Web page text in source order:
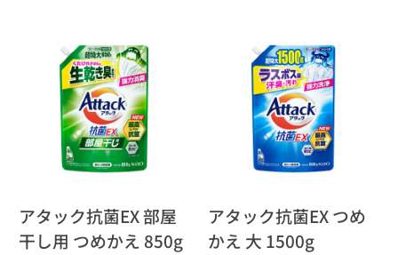
アタック抗菌EX 部屋
干し用 つめかえ 850g
アタック抗菌EX つめ
かえ 大 1500g